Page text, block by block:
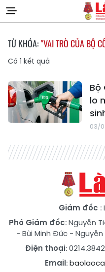
TỪ KHÓA:"VAI TRÒ CỦA BỘ
Có 1 kết quả
Bộ
lo
03/
Giám đốc :
Phó Giám đốc:Nguyễn
- Bùi Minh Đức-
Điện thoại:
Email: